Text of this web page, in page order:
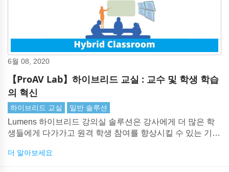
6월 08, 2020
【ProAV Lab】하이브리드 교실 : 교수 및 학생 학습
의 혁신
하이브리드 교실 일반 솔루션
Lumens 하이브리드 강의실 솔루션은 강사에게 더 많은 학
생들에게 다가가고 원격 학생 참여를 향상시킬 수 있는 기능
더 알아보세요